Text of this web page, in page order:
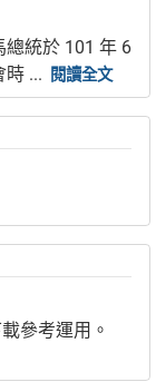
統於 101 年 6
時 ... 閱讀全文
參考運用。